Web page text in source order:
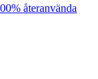
återanvända